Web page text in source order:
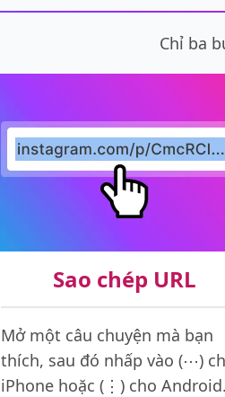
Chỉ ba
Sao chép URL
Mở một câu chuyện mà bạn
thích, sau đó nhấp vào (⋯)
iPhone hoặc (⋮) cho